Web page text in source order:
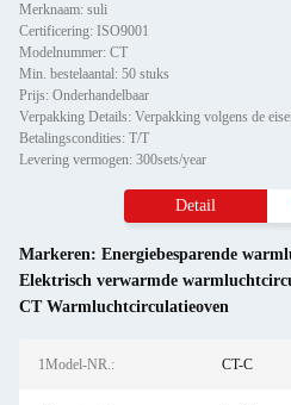
Merknaam: suli
Certificering: ISO9001
Modelnummer: CT
Min. bestelaantal: 50 stuks
Prijs: Onderhandelbaar
Verpakking Details: Verpakking volgens de
Betalingscondities: T/T
Levering vermogen: 300sets/year
Detail
Markeren: Energiebesparende
Elektrisch verwarmde
CT Warmluchtcirculatieoven
1Model-NR.: CT-C